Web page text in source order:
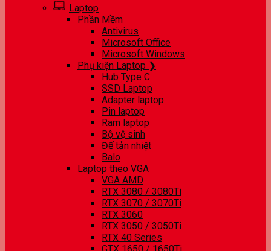
Laptop
Phần Mềm
Antivirus
Microsoft Office
Microsoft Windows
Phụ kiện Laptop ❯
Hub Type C
SSD Laptop
Adapter laptop
Pin laptop
Ram laptop
Bộ vệ sinh
Đế tản nhiệt
Balo
Laptop theo VGA
VGA AMD
RTX 3080 / 3080Ti
RTX 3070 / 3070Ti
RTX 3060
RTX 3050 / 3050Ti
RTX 40 Series